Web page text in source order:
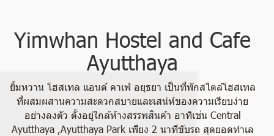
Yimwhan Hostel and Cafe
Ayutthaya
ยิ้มหวาน โฮสเทล แอนด์ คาเฟ่ อยุธยา เป็นที่พักสไตล์โฮสเทล
ที่ผสมผสานความสะดวกสบายและเสน่ห์ของความเรียบง่าย
อย่างลงตัว ตั้งอยู่ใกล้ห้างสรรพสินค้า อาทิเช่น Central
Ayutthaya ,Ayutthaya Parkเพียง 2 นาทีขับรถ สุดยอดทำเล